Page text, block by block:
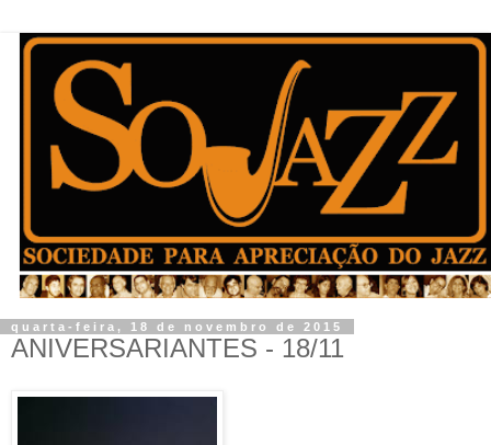
quarta-feira, 18 de novembro de 2015
ANIVERSARIANTES - 18/11